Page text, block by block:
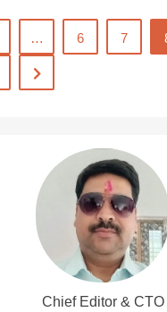
Chief Editor & CTO
… 6 7